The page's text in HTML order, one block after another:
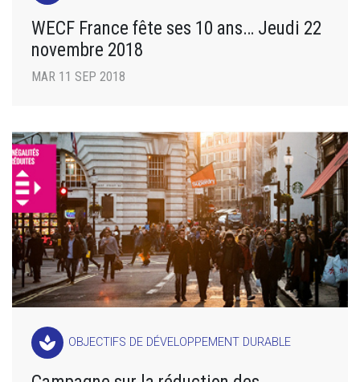
WECF France fête ses 10 ans… Jeudi 22
novembre 2018
MAR 11 SEP 2018
spa OBJECTIFS DE DÉVELOPPEMENT DURABLE